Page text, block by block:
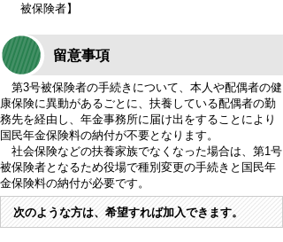
被保険者】
留意事項
第3号被保険者の手続きについて、本人や配偶者の健
康保険に異動があるごとに、扶養している配偶者の勤
務先を経由し、年金事務所に届け出をすることにより
国民年金保険料の納付が不要となります。
社会保険などの扶養家族でなくなった場合は、第1号
被保険者となるため役場で種別変更の手続きと国民年
金保険料の納付が必要です。
次のような方は、希望すれば加入できます。